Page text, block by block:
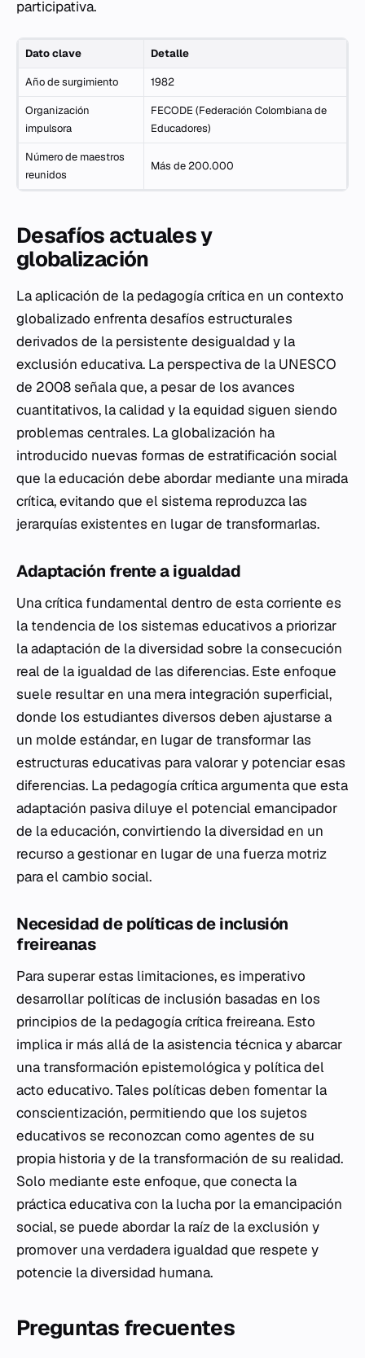
participativa.
Dato clave Detalle
Año de surgimiento 1982
Organización
impulsora
FECODE (Federación Colombiana de
Educadores)
Número de maestros
reunidos
Más de 200.000
Desafíos actuales y
globalización
La aplicación de la pedagogía crítica en un contexto
globalizado enfrenta desafíos estructurales
derivados de la persistente desigualdad y la
exclusión educativa. La perspectiva de la UNESCO
de 2008 señala que, a pesar de los avances
cuantitativos, la calidad y la equidad siguen siendo
problemas centrales. La globalización ha
introducido nuevas formas de estratificación social
que la educación debe abordar mediante una mirada
crítica, evitando que el sistema reproduzca las
jerarquías existentes en lugar de transformarlas.
Adaptación frente a igualdad
Una crítica fundamental dentro de esta corriente es
la tendencia de los sistemas educativos a priorizar
la adaptación de la diversidad sobre la consecución
real de la igualdad de las diferencias. Este enfoque
suele resultar en una mera integración superficial,
donde los estudiantes diversos deben ajustarse a
un molde estándar, en lugar de transformar las
estructuras educativas para valorar y potenciar esas
diferencias. La pedagogía crítica argumenta que esta
adaptación pasiva diluye el potencial emancipador
de la educación, convirtiendo la diversidad en un
recurso a gestionar en lugar de una fuerza motriz
para el cambio social.
Necesidad de políticas de inclusión
freireanas
Para superar estas limitaciones, es imperativo
desarrollar políticas de inclusión basadas en los
principios de la pedagogía crítica freireana. Esto
implica ir más allá de la asistencia técnica y abarcar
una transformación epistemológica y política del
acto educativo. Tales políticas deben fomentar la
conscientización, permitiendo que los sujetos
educativos se reconozcan como agentes de su
propia historia y de la transformación de su realidad.
Solo mediante este enfoque, que conecta la
práctica educativa con la lucha por la emancipación
social, se puede abordar la raíz de la exclusión y
promover una verdadera igualdad que respete y
potencie la diversidad humana.
Preguntas frecuentes